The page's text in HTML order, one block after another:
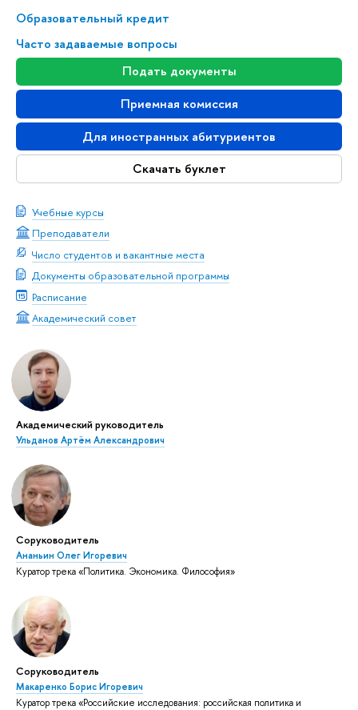
Образовательный кредит
Часто задаваемые вопросы
Подать документы
Приемная комиссия
Для иностранных абитуриентов
Скачать буклет
Учебные курсы
Преподаватели
Число студентов и вакантные места
Документы образовательной программы
Расписание
Академический совет
Академический руководитель
Ульданов Артём Александрович
Соруководитель
Ананьин Олег Игоревич
Куратор трека «Политика. Экономика. Философия»
Соруководитель
Макаренко Борис Игоревич
Куратор трека «Российские исследования: российская политика и